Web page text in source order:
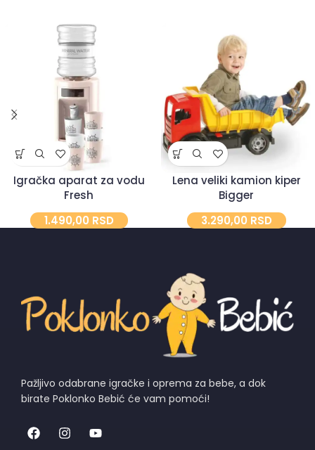
Igračka aparat za vodu
Fresh
1.490,00 RSD
Lena veliki kamion kiper
Bigger
3.290,00 RSD
Pažljivo odabrane igračke i oprema za bebe, a dok
birate Poklonko Bebić će vam pomoći!